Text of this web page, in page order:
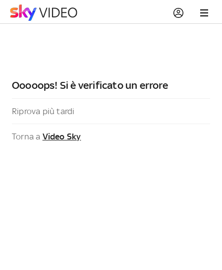
Ooooops! Si è verificato un errore
Riprova più tardi
Torna a Video Sky